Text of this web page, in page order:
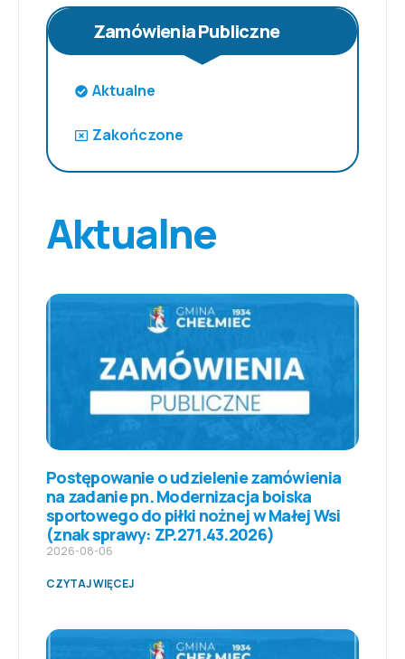
Zamówienia Publiczne
Aktualne
Zakończone
Aktualne
Postępowanie o udzielenie zamówienia
na zadanie pn. Modernizacja boiska
sportowego do piłki nożnej w Małej Wsi
(znak sprawy: ZP.271.43.2026)
2026-08-06
CZYTAJ WIĘCEJ